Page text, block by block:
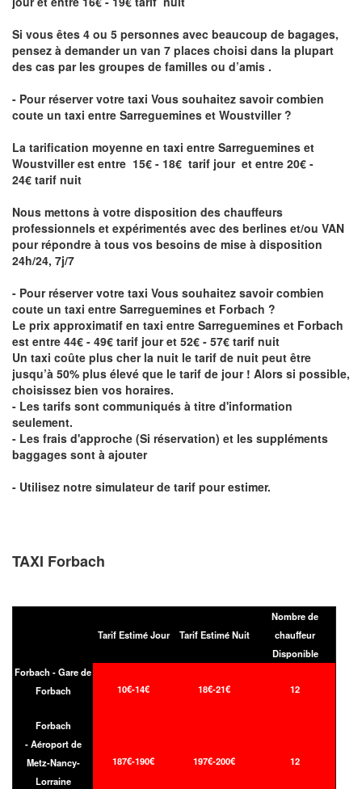
Si vous êtes 4 ou 5 personnes avec beaucoup de bagages,
pensez à demander un van 7 places choisi dans la plupart
des cas par les groupes de familles ou d’amis .
- Pour réserver votre taxi Vous souhaitez savoircombien
coute un taxi entre Sarreguemines et Woustviller ?
La tarification moyenne en taxi entre Sarreguemines et
Woustviller est entre 15€ - 18€ tarif jour et entre 20€ -
24€ tarif nuit
Nous mettons à votre disposition des chauffeurs
professionnels et expérimentés avec des berlines et/ou VAN
pour répondre à tous vos besoins de mise à disposition
24h/24, 7j/7
- Pour réserver votre taxi Vous souhaitez savoircombien
coute un taxi entre Sarreguemines et Forbach ?
Le prix approximatif en taxi entre Sarreguemines et Forbach
est entre 44€ - 49€ tarif jour et 52€ - 57€ tarif nuit
Un taxi coûte plus cher la nuit le tarif de nuit peut être
jusqu’à 50% plus élevé que le tarif de jour ! Alors si possible,
choisissez bien vos horaires.
- Les tarifs sont communiqués à titre d'information
seulement.
- Les frais d'approche (Si réservation) et les suppléments
baggages sont à ajouter
- Utilisez notre simulateur de tarif pour estimer.
TAXI Forbach
Tarif Estimé Jour Tarif Estimé Nuit
Nombre de
chauffeur
Disponible
Forbach - Gare de
Forbach
10€-14€ 18€-21€ 12
Forbach
- Aéroport de
Metz-Nancy-
Lorraine
187€-190€ 197€-200€ 12